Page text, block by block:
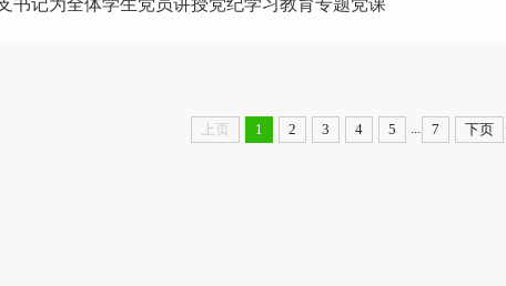
书记为全体学生党员讲授党纪学习教育专题党课
上页 1 2 3 4 5 7 下页